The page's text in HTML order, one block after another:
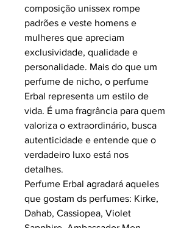
composição unissex rompe
padrões e veste homens e
mulheres que apreciam
exclusividade, qualidade e
personalidade. Mais do que um
perfume de nicho, o perfume
Erbal representa um estilo de
vida. É uma fragrância para quem
valoriza o extraordinário, busca
autenticidade e entende que o
verdadeiro luxo está nos
detalhes.
Perfume Erbal agradará aqueles
que gostam ds perfumes: Kirke,
Dahab, Cassiopea, Violet